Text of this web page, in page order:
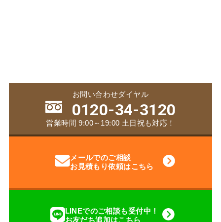
お問い合わせダイヤル
0120-34-3120
営業時間 9:00～19:00 土日祝も対応！
メールでのご相談
お見積もり依頼はこちら
LINEでのご相談も受付中！
お友だち追加はこちら